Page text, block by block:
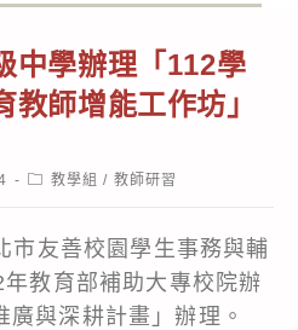
中學辦理「112學
師增能工作坊」
Post教學組 / 教師研習
市友善校園學生事務與輔
教育部補助大專校院辦
與深耕計畫」辦理。